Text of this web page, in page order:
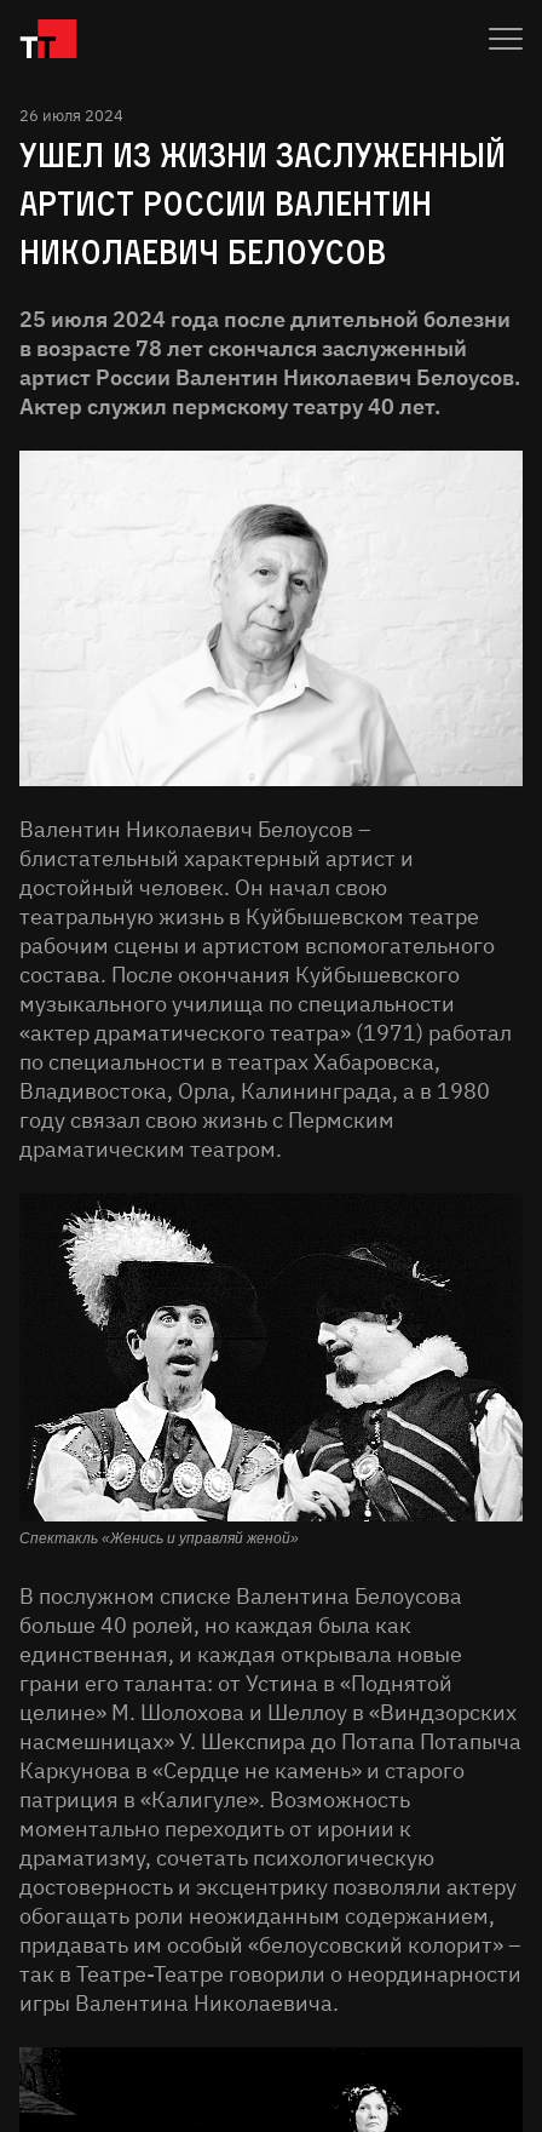
26 июля 2024
УШЕЛ ИЗ ЖИЗНИ ЗАСЛУЖЕННЫЙ
АРТИСТ РОССИИ ВАЛЕНТИН
НИКОЛАЕВИЧ БЕЛОУСОВ
25 июля 2024 года после длительной болезни
в возрасте 78 лет скончался заслуженный
артист России Валентин Николаевич Белоусов.
Актер служил пермскому театру 40 лет.
Валентин Николаевич Белоусов –
блистательный характерный артист и
достойный человек. Он начал свою
театральную жизнь в Куйбышевском театре
рабочим сцены и артистом вспомогательного
состава. После окончания Куйбышевского
музыкального училища по специальности
«актер драматического театра» (1971) работал
по специальности в театрах Хабаровска,
Владивостока, Орла, Калининграда, а в 1980
году связал свою жизнь с Пермским
драматическим театром.
Спектакль «Женись и управляй женой»
В послужном списке Валентина Белоусова
больше 40 ролей, но каждая была как
единственная, и каждая открывала новые
грани его таланта: от Устина в «Поднятой
целине» М. Шолохова и Шеллоу в «Виндзорских
насмешницах» У. Шекспира до Потапа Потапыча
Каркунова в «Сердце не камень» и старого
патриция в «Калигуле». Возможность
моментально переходить от иронии к
драматизму, сочетать психологическую
достоверность и эксцентрику позволяли актеру
обогащать роли неожиданным содержанием,
придавать им особый «белоусовский колорит» –
так в Театре-Театре говорили о неординарности
игры Валентина Николаевича.